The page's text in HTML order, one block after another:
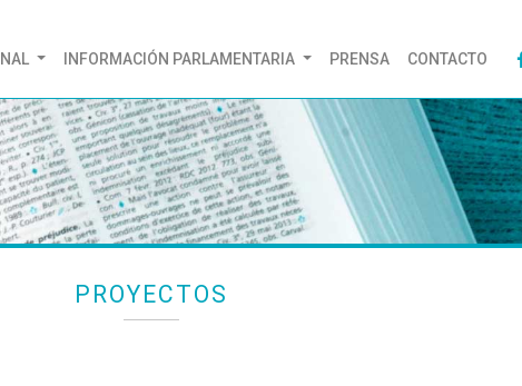
INFORMACIÓN PARLAMENTARIA PRENSA CONTACTO
PROYECTOS